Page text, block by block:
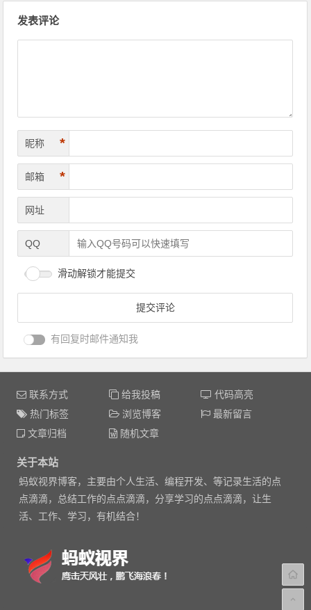
发表评论
昵称 *
邮箱 *
网址
QQ
滑动解锁才能提交
有回复时邮件通知我
联系方式 给我投稿
代码高亮
热门标签
浏览博客
最新留言
文章归档
随机文章
关于本站
蚂蚁视界博客，主要由个人生活、编程开发、等记录生活的点
点滴滴，总结工作的点点滴滴，分享学习的点点滴滴，让生
活、工作、学习，有机结合！